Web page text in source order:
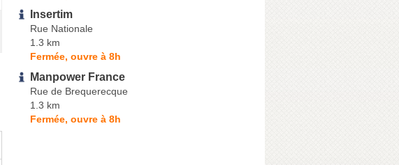
Insertim
Rue Nationale
1.3 km
Fermée, ouvre à 8h
Manpower France
Rue de Brequerecque
1.3 km
Fermée, ouvre à 8h